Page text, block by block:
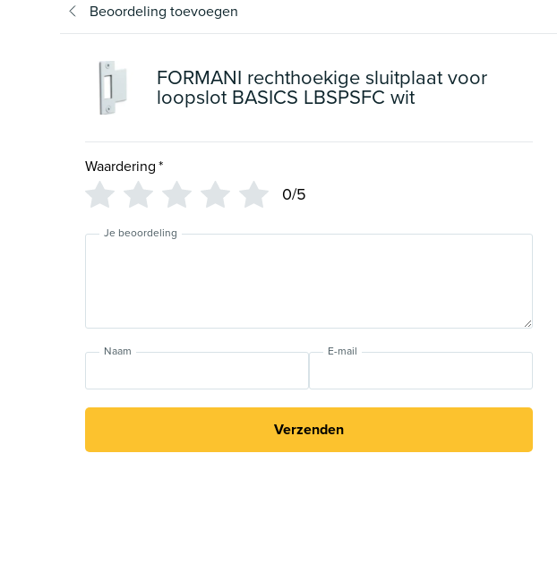
Beoordeling toevoegen
FORMANI rechthoekige sluitplaat voor
loopslot BASICS LBSPSFC wit
Waardering*
0/5
Je beoordeling
Naam E-mail
Verzenden